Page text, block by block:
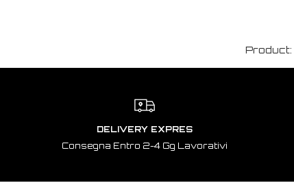
Product:
DELIVERY EXPRES
Consegna Entro 2-4 Gg Lavorativi